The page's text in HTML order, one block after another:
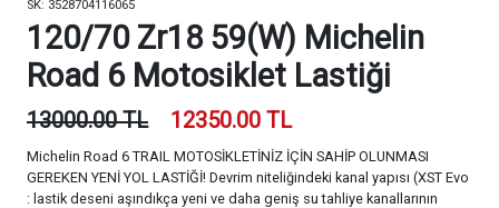
SK: 3528704116065
120/70 Zr18 59(W) Michelin
Road 6 Motosiklet Lastiği
13000.00 TL 12350.00 TL
Michelin Road 6 TRAIL MOTOSİKLETİNİZ İÇİN SAHİP OLUNMASI
GEREKEN YENİ YOL LASTİĞİ! Devrim niteliğindeki kanal yapısı (XST Evo
: lastik deseni aşındıkça yeni ve daha geniş su tahliye kanallarının